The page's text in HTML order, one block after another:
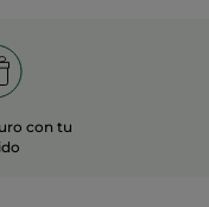
con tu